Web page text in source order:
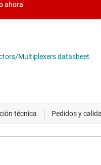
ahora
Multiplexers datasheet